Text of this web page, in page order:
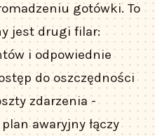
gotówki. To
jest drugi filar:
i odpowiednie
do oszczędności
zdarzenia -
awaryjny łączy